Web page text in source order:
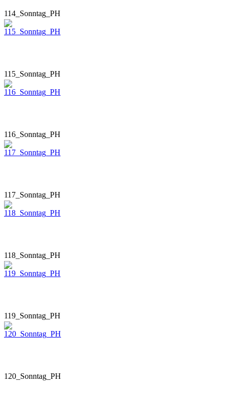
114_Sonntag_PH
115_Sonntag_PH
116_Sonntag_PH
117_Sonntag_PH
118_Sonntag_PH
119_Sonntag_PH
120_Sonntag_PH